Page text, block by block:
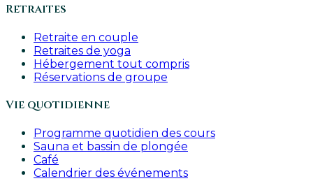
Retraites
Retraite en couple
Retraites de yoga
Hébergement tout compris
Réservations de groupe
Vie quotidienne
Programme quotidien des cours
Sauna et bassin de plongée
Café
Calendrier des événements